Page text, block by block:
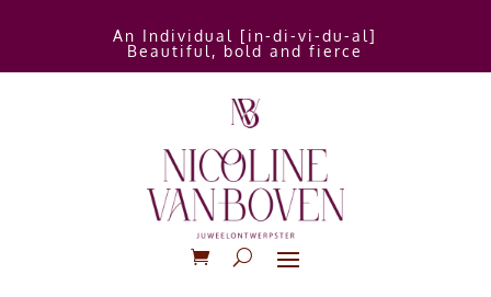
An Individual [in-di-vi-du-al]
Beautiful, bold and fierce